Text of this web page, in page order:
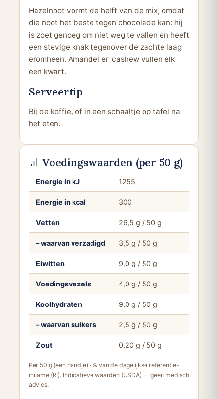
Hazelnoot vormt de helft van de mix, omdat
die noot het beste tegen chocolade kan: hij
is zoet genoeg om niet weg te vallen en heeft
een stevige knak tegenover de zachte laag
eromheen. Amandel en cashew vullen elk
een kwart.
Serveertip
Bij de koffie, of in een schaaltje op tafel na
het eten.
Voedingswaarden (per 50 g)
Energie in kJ 1255
Energie in kcal 300
Vetten 26,5 g / 50 g
– waarvan verzadigd 3,5 g / 50 g
Eiwitten 9,0 g / 50 g
Voedingsvezels 4,0 g / 50 g
Koolhydraten 9,0 g / 50 g
– waarvan suikers 2,5 g / 50 g
Zout 0,20 g / 50 g
Per 50 g (een handje) · % van de dagelijkse referentie-
inname (RI). Indicatieve waarden (USDA) — geen medisch
advies.